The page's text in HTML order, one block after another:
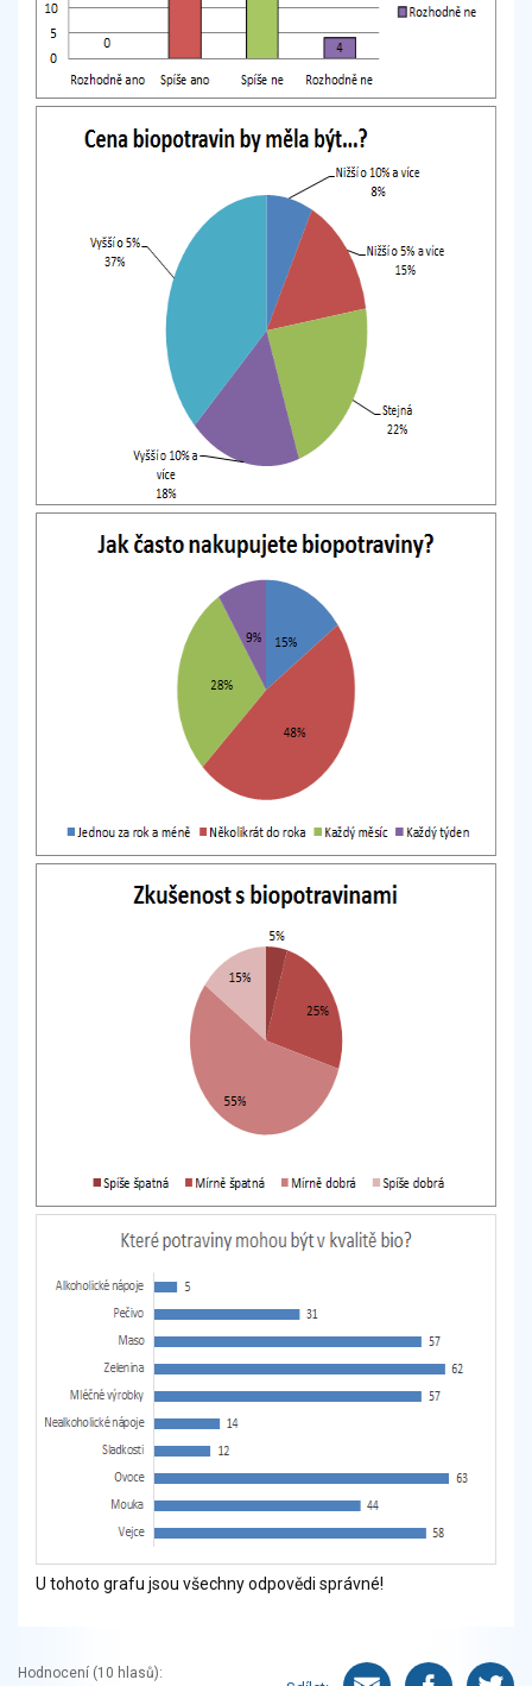
U tohoto grafu jsou všechny odpovědi správné!
Hodnocení (10 hlasů):